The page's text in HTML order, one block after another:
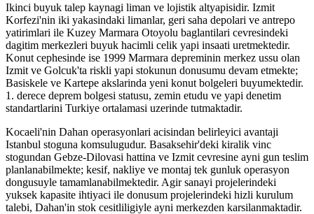
Ikinci buyuk talep kaynagi liman ve lojistik altyapisidir. Izmit
Korfezi'nin iki yakasindaki limanlar, geri saha depolari ve antrepo
yatirimlari ile Kuzey Marmara Otoyolu baglantilari cevresindeki
dagitim merkezleri buyuk hacimli celik yapi insaati uretmektedir.
Konut cephesinde ise 1999 Marmara depreminin merkez ussu olan
Izmit ve Golcuk'ta riskli yapi stokunun donusumu devam etmekte;
Basiskele ve Kartepe akslarinda yeni konut bolgeleri buyumektedir.
1. derece deprem bolgesi statusu, zemin etudu ve yapi denetim
standartlarini Turkiye ortalamasi uzerinde tutmaktadir.
Kocaeli'nin Dahan operasyonlari acisindan belirleyici avantaji
Istanbul stoguna komsulugudur. Basaksehir'deki kiralik vinc
stogundan Gebze-Dilovasi hattina ve Izmit cevresine ayni gun teslim
planlanabilmekte; kesif, nakliye ve montaj tek gunluk operasyon
dongusuyle tamamlanabilmektedir. Agir sanayi projelerindeki
yuksek kapasite ihtiyaci ile donusum projelerindeki hizli kurulum
talebi, Dahan'in stok cesitliligiyle ayni merkezden karsilanmaktadir.